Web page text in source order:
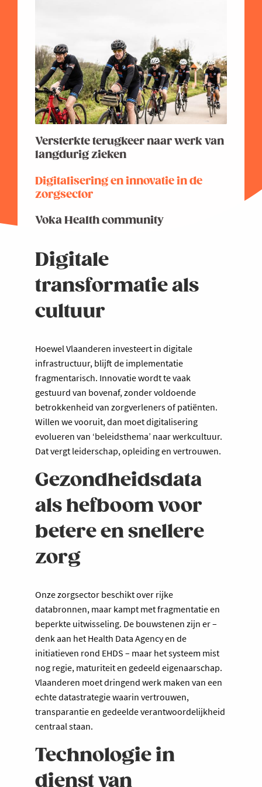
Versterkte terugkeer naar werk van
langdurig zieken
Digitalisering en innovatie in de
zorgsector
Voka Health community
Digitale
transformatie als
cultuur
Hoewel Vlaanderen investeert in digitale
infrastructuur, blijft de implementatie
fragmentarisch. Innovatie wordt te vaak
gestuurd van bovenaf, zonder voldoende
betrokkenheid van zorgverleners of patiënten.
Willen we vooruit, dan moet digitalisering
evolueren van ‘beleidsthema’ naar werkcultuur.
Dat vergt leiderschap, opleiding en vertrouwen.
Gezondheidsdata
als hefboom voor
betere en snellere
zorg
Onze zorgsector beschikt over rijke
databronnen, maar kampt met fragmentatie en
beperkte uitwisseling. De bouwstenen zijn er –
denk aan het Health Data Agency en de
initiatieven rond EHDS – maar het systeem mist
nog regie, maturiteit en gedeeld eigenaarschap.
Vlaanderen moet dringend werk maken van een
echte datastrategie waarin vertrouwen,
transparantie en gedeelde verantwoordelijkheid
centraal staan.
Technologie in
dienst van